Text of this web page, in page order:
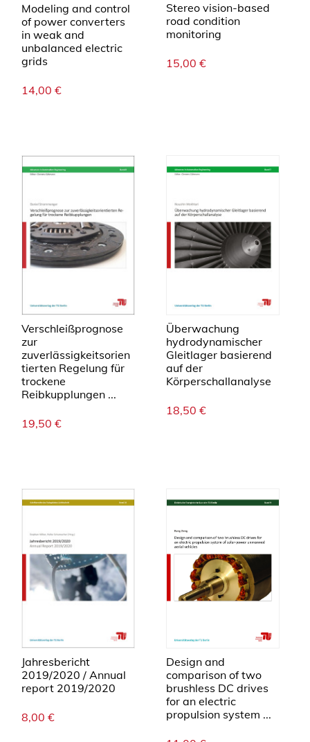
Modeling and control
of power converters
in weak and
unbalanced electric
grids
14,00 €
Stereo vision-based
road condition
monitoring
15,00 €
Verschleißprognose
zur
zuverlässigkeitsorien
tierten Regelung für
trockene
Reibkupplungen ...
19,50 €
Überwachung
hydrodynamischer
Gleitlager basierend
auf der
Körperschallanalyse
18,50 €
Jahresbericht
2019/2020 / Annual
report 2019/2020
8,00 €
Design and
comparison of two
brushless DC drives
for an electric
propulsion system ...